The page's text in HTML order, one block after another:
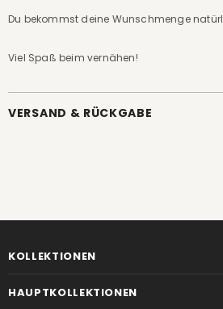
Du bekommst deine Wunschmenge
Viel Spaß beim vernähen!
VERSAND & RÜCKGABE
KOLLEKTIONEN
HAUPTKOLLEKTIONEN